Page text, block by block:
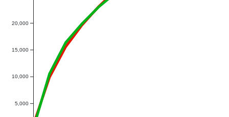
5,000
10,000
15,000
20,000